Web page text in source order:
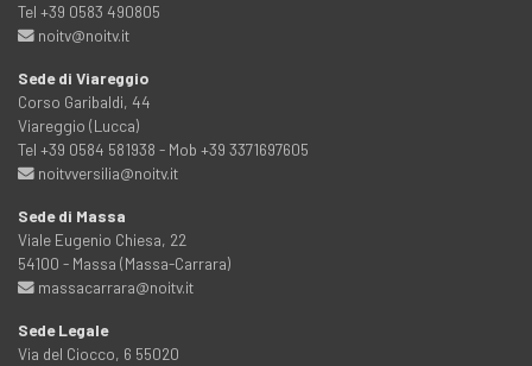
Tel +39 0583 490805
noitv@noitv.it
Sede di Viareggio
Corso Garibaldi, 44
Viareggio (Lucca)
Tel +39 0584 581938 - Mob +39 3371697605
noitvversilia@noitv.it
Sede di Massa
Viale Eugenio Chiesa, 22
54100 - Massa (Massa-Carrara)
massacarrara@noitv.it
Sede Legale
Via del Ciocco, 6 55020